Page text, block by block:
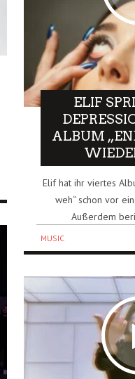
ELIF
ALBUM
Elif hat ihr viertes
weh“ schon vor
Außerdem
MUSIC